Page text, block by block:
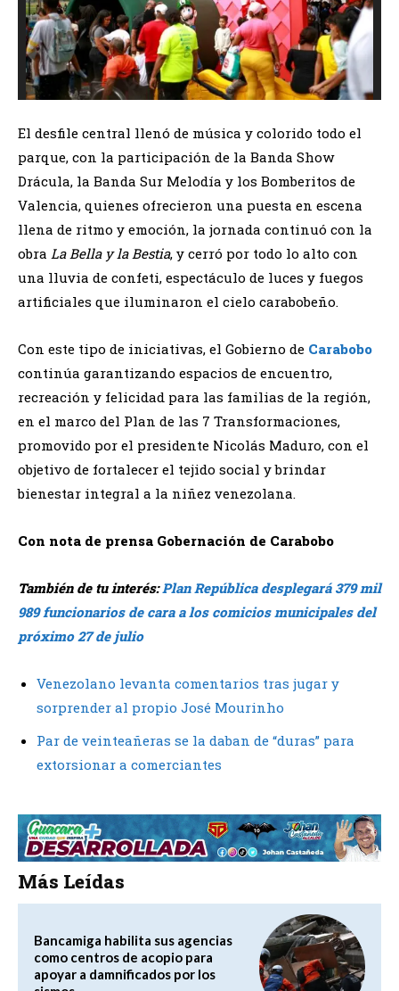
El desfile central llenó de música y colorido todo el
parque, con la participación de la Banda Show
Drácula, la Banda Sur Melodía y los Bomberitos de
Valencia, quienes ofrecieron una puesta en escena
llena de ritmo y emoción, la jornada continuó con la
obra La Bella y la Bestia, y cerró por todo lo alto con
una lluvia de confeti, espectáculo de luces y fuegos
artificiales que iluminaron el cielo carabobeño.
Con este tipo de iniciativas, el Gobierno de Carabobo
continúa garantizando espacios de encuentro,
recreación y felicidad para las familias de la región,
en el marco del Plan de las 7 Transformaciones,
promovido por el presidente Nicolás Maduro, con el
objetivo de fortalecer el tejido social y brindar
bienestar integral a la niñez venezolana.
Con nota de prensa Gobernación de Carabobo
También de tu interés:Plan República desplegará 379 mil
989 funcionarios de cara a los comicios municipales del
próximo 27 de julio
Venezolano levanta comentarios tras jugar y
sorprender al propio José Mourinho
Par de veinteañeras se la daban de “duras” para
extorsionar a comerciantes
Más Leídas
Bancamiga habilita sus agencias
como centros de acopio para
apoyar a damnificados por los